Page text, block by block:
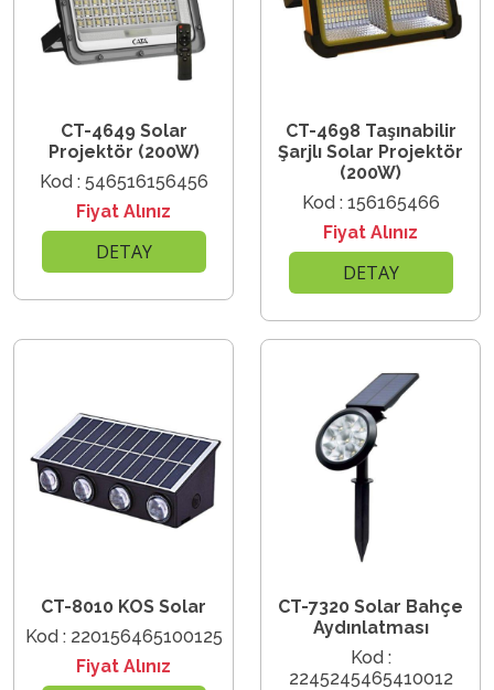
CT-4649 Solar
Projektör (200W)
Kod : 546516156456
Fiyat Alınız
DETAY
CT-4698 Taşınabilir
Şarjlı Solar Projektör
(200W)
Kod : 156165466
Fiyat Alınız
DETAY
CT-8010 KOS Solar
Kod : 220156465100125
Fiyat Alınız
CT-7320 Solar Bahçe
Aydınlatması
Kod :
2245245465410012